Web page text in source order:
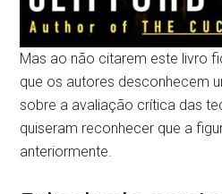
Mas ao não citarem este livro
que os autores desconhecem
sobre a avaliação crítica das
quiseram reconhecer que a
anteriormente.